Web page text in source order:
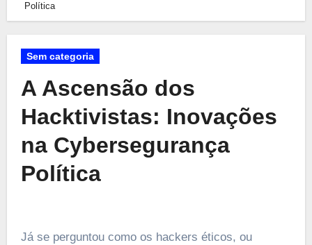
Política
Sem categoria
A Ascensão dos
Hacktivistas: Inovações
na Cybersegurança
Política
Já se perguntou como os hackers éticos, ou